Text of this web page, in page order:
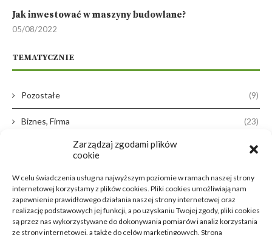
Zarządzaj zgodami plików
cookie
W celu świadczenia usług na najwyższym poziomie w ramach naszej strony
internetowej korzystamy z plików cookies. Pliki cookies umożliwiają nam
zapewnienie prawidłowego działania naszej strony internetowej oraz
realizację podstawowych jej funkcji, a po uzyskaniu Twojej zgody, pliki cookies
są przez nas wykorzystywane do dokonywania pomiarów i analiz korzystania
ze strony internetowej, a także do celów marketingowych. Strona
Jak inwestować w maszyny budowlane?
05/08/2022
TEMATYCZNIE
Pozostałe (9)
Biznes, Firma (23)
(38)
Zdrowie, Medycyna
Moda, Lifestyle
Motoryzacja (31)